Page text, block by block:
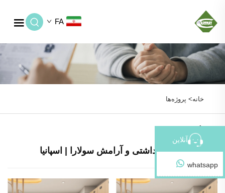
FA
خانه> پروژه‌ها
مرکز بهداشتی و آرامش سولارا | اسپانیا
آنلاین
whatsapp